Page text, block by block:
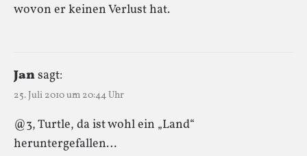
wovon er keinen Verlust hat.
Jansagt:
25. Juli 2010 um 20:44 Uhr
@3, Turtle, da ist wohl ein „Land“
heruntergefallen…